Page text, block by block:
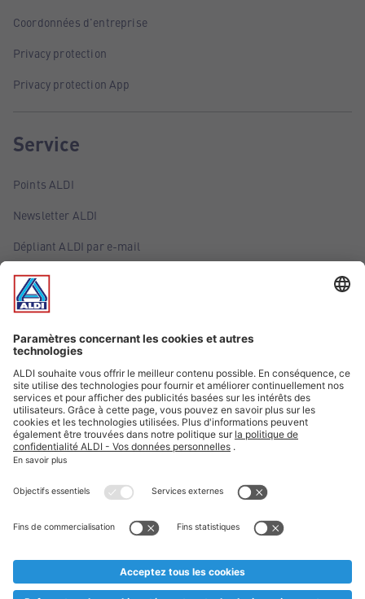
Coordonnées d'entreprise
Privacy protection
Privacy protection App
Service
Points ALDI
Newsletter ALDI
Dépliant ALDI par e-mail
Offres
Infos essentielles
Suivez ALDI Belgique
Textes marqués d'un astérisque et mentions légales
* Nous vendons ces articles temporairement et jusqu'à
au cas où, malgré le planning bien étudié, nous serions
prématurément en rupture de stock. Prix Recupel et TVA incl.
** Sur ce site, l’utilisation de la forme masculine a été adoptée